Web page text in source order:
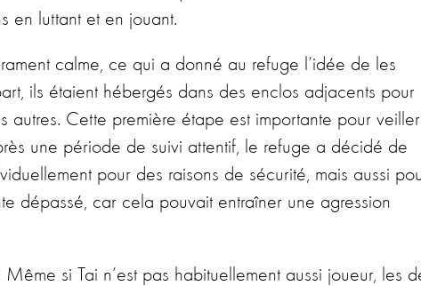
en luttant et en jouant.
calme, ce qui a donné au refuge l’idée de les
ils étaient hébergés dans des enclos adjacents pour
autres. Cette première étape est importante pour
une période de suivi attentif, le refuge a décidé de
pour des raisons de sécurité, mais aussi
dépassé, car cela pouvait entraîner une agression
si Tai n’est pas habituellement aussi joueur, les